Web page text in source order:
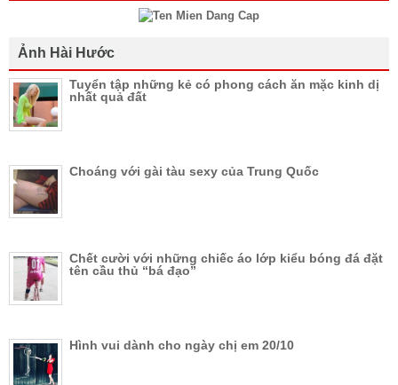
Ảnh Hài Hước
Tuyển tập những kẻ có phong cách ăn mặc kinh dị
nhất quả đất
Choáng với gài tàu sexy của Trung Quốc
Chết cười với những chiếc áo lớp kiểu bóng đá đặt
tên cầu thủ “bá đạo”
Hình vui dành cho ngày chị em 20/10